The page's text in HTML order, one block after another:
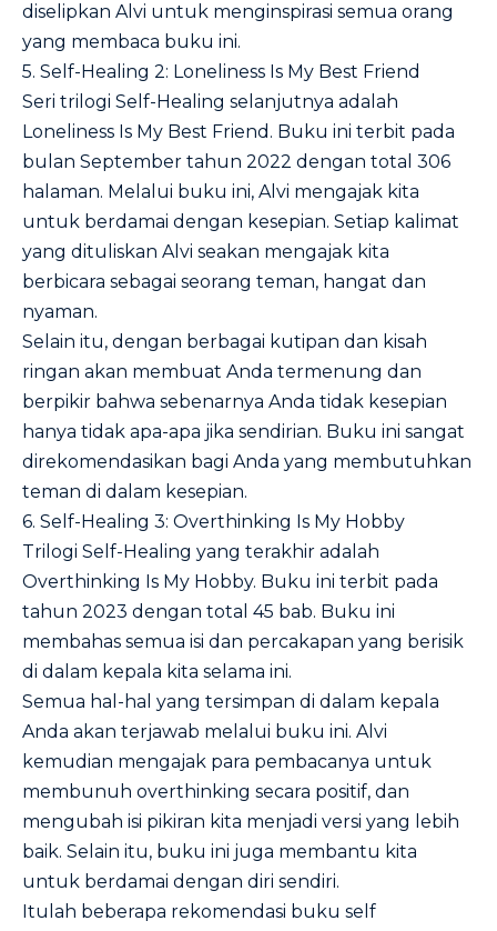
diselipkan Alvi untuk menginspirasi semua orang
yang membaca buku ini.
5. Self-Healing 2: Loneliness Is My Best Friend
Seri trilogi Self-Healing selanjutnya adalah
Loneliness Is My Best Friend. Buku ini terbit pada
bulan September tahun 2022 dengan total 306
halaman. Melalui buku ini, Alvi mengajak kita
untuk berdamai dengan kesepian. Setiap kalimat
yang dituliskan Alvi seakan mengajak kita
berbicara sebagai seorang teman, hangat dan
nyaman.
Selain itu, dengan berbagai kutipan dan kisah
ringan akan membuat Anda termenung dan
berpikir bahwa sebenarnya Anda tidak kesepian
hanya tidak apa-apa jika sendirian. Buku ini sangat
direkomendasikan bagi Anda yang membutuhkan
teman di dalam kesepian.
6. Self-Healing 3: Overthinking Is My Hobby
Trilogi Self-Healing yang terakhir adalah
Overthinking Is My Hobby. Buku ini terbit pada
tahun 2023 dengan total 45 bab. Buku ini
membahas semua isi dan percakapan yang berisik
di dalam kepala kita selama ini.
Semua hal-hal yang tersimpan di dalam kepala
Anda akan terjawab melalui buku ini. Alvi
kemudian mengajak para pembacanya untuk
membunuh overthinking secara positif, dan
mengubah isi pikiran kita menjadi versi yang lebih
baik. Selain itu, buku ini juga membantu kita
untuk berdamai dengan diri sendiri.
Itulah beberapa rekomendasi buku self